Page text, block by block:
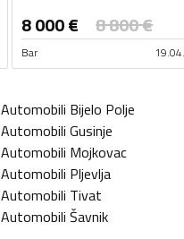
8 000€ 8 800€
Bar
Automobili Bijelo Polje
Automobili Gusinje
Automobili Mojkovac
Automobili Pljevlja
Automobili Tivat
Automobili Šavnik